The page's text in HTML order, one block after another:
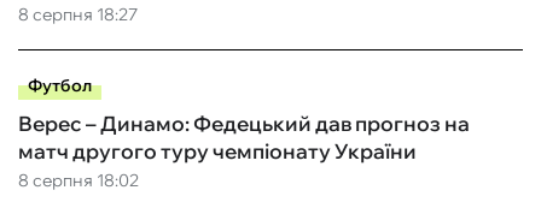
8 серпня 18:27
Футбол
8 серпня 18:02
Верес – Динамо: Федецький дав прогноз на
матч другого туру чемпіонату України